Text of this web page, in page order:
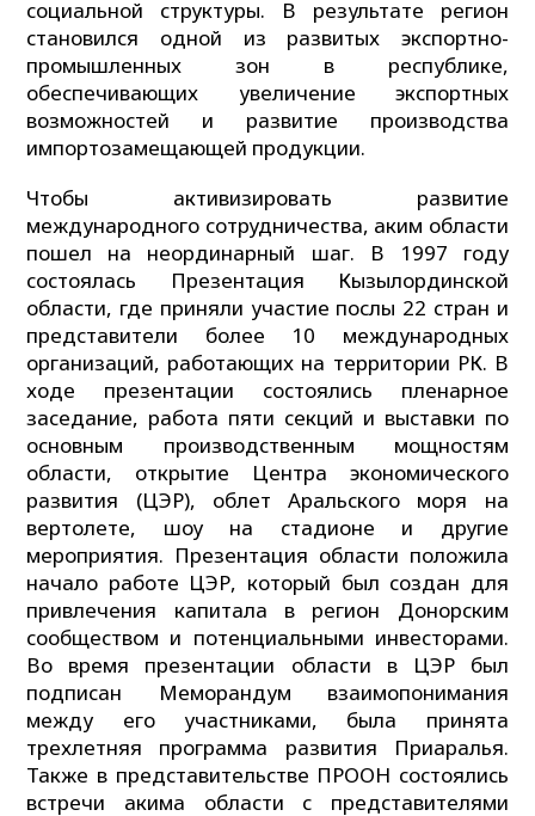
социальной структуры. В результате регион
становился одной из развитых экспортно-
промышленных зон в республике,
обеспечивающих увеличение экспортных
возможностей и развитие производства
импортозамещающей продукции.
Чтобы активизировать развитие
международного сотрудничества, аким области
пошел на неординарный шаг. В 1997 году
состоялась Презентация Кызылординской
области, где приняли участие послы 22 стран и
представители более 10 международных
организаций, работающих на территории РК. В
ходе презентации состоялись пленарное
заседание, работа пяти секций и выставки по
основным производственным мощностям
области, открытие Центра экономического
развития (ЦЭР), облет Аральского моря на
вертолете, шоу на стадионе и другие
мероприятия. Презентация области положила
начало работе ЦЭР, который был создан для
привлечения капитала в регион Донорским
сообществом и потенциальными инвесторами.
Во время презентации области в ЦЭР был
подписан Меморандум взаимопонимания
между его участниками, была принята
трехлетняя программа развития Приаралья.
Также в представительстве ПРООН состоялись
встречи акима области с представителями